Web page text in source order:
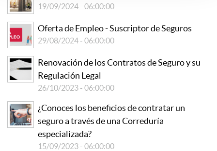
19/09/2024 - 06:00:00
Oferta de Empleo - Suscriptor de Seguros
29/08/2024 - 06:00:00
Renovación de los Contratos de Seguro y su
Regulación Legal
26/10/2023 - 06:00:00
¿Conoces los beneficios de contratar un
seguro a través de una Correduría
especializada?
15/09/2023 - 06:00:00